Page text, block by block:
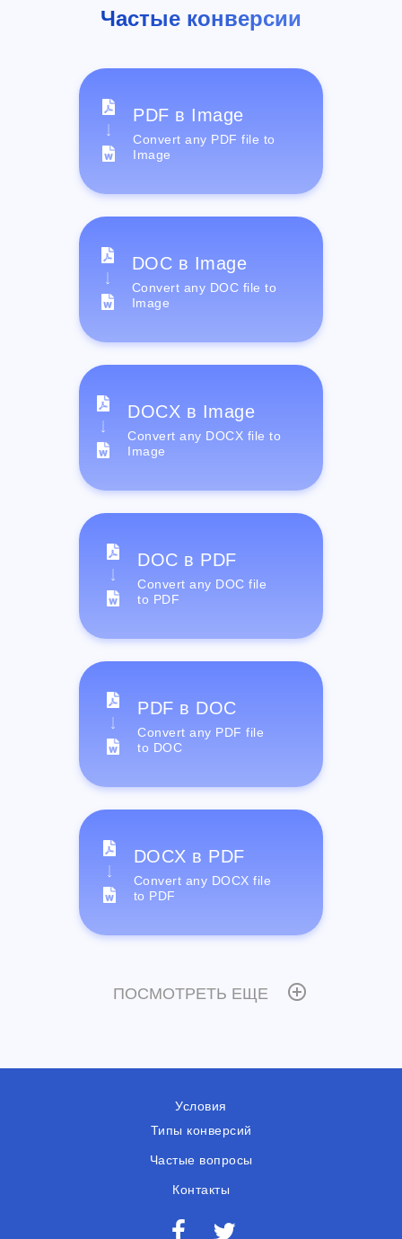
Частые конверсии
PDF в Image
Convert any PDF file to
Image
DOC в Image
Convert any DOC file to
Image
DOCX в Image
Convert any DOCX file to
Image
DOC в PDF
Convert any DOC file
to PDF
PDF в DOC
Convert any PDF file
to DOC
DOCX в PDF
Convert any DOCX file
to PDF
ПОСМОТРЕТЬ ЕЩЕ
Условия
Типы конверсий
Частые вопросы
Контакты